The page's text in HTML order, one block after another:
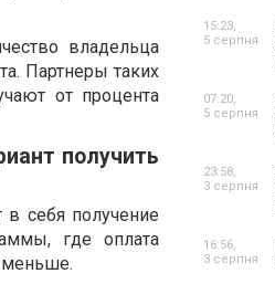
владельца
Партнеры таких
от процента
получить
в себя получение
где оплата
меньше.
15:23,
5 серпня
07:20,
5 серпня
23:58,
3 серпня
16:56,
3 серпня